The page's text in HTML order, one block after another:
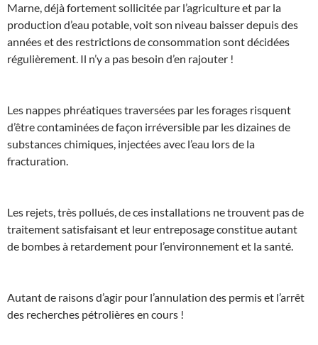
Marne, déjà fortement sollicitée par l’agriculture et par la
production d’eau potable, voit son niveau baisser depuis des
années et des restrictions de consommation sont décidées
régulièrement. Il n’y a pas besoin d’en rajouter !
Les nappes phréatiques traversées par les forages risquent
d’être contaminées de façon irréversible par les dizaines de
substances chimiques, injectées avec l’eau lors de la
fracturation.
Les rejets, très pollués, de ces installations ne trouvent pas de
traitement satisfaisant et leur entreposage constitue autant
de bombes à retardement pour l’environnement et la santé.
Autant de raisons d’agir pour l’annulation des permis et l’arrêt
des recherches pétrolières en cours !